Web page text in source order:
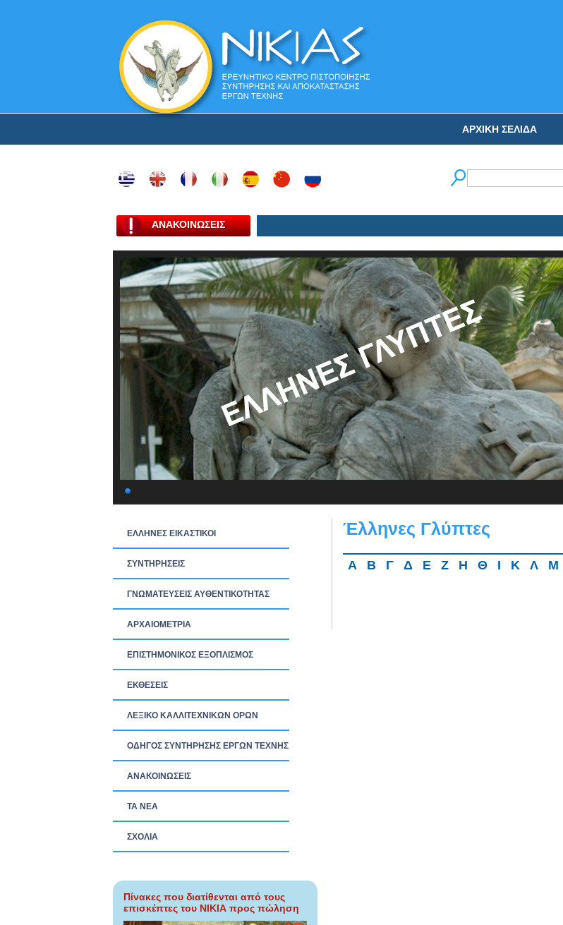
ΑΡΧΙΚΗ ΣΕΛΙΔΑ
ΑΝΑΚΟΙΝΩΣΕΙΣ
ΕΛΛΗΝΕΣ ΕΙΚΑΣΤΙΚΟΙ
ΣΥΝΤΗΡΗΣΕΙΣ
ΓΝΩΜΑΤΕΥΣΕΙΣ ΑΥΘΕΝΤΙΚΟΤΗΤΑΣ
ΑΡΧΑΙΟΜΕΤΡΙΑ
ΕΠΙΣΤΗΜΟΝΙΚΟΣ ΕΞΟΠΛΙΣΜΟΣ
ΕΚΘΕΣΕΙΣ
ΛΕΞΙΚΟ ΚΑΛΛΙΤΕΧΝΙΚΩΝ ΟΡΩΝ
ΟΔΗΓΟΣ ΣΥΝΤΗΡΗΣΗΣ ΕΡΓΩΝ ΤΕΧΝΗΣ
ΑΝΑΚΟΙΝΩΣΕΙΣ
ΤΑ ΝEΑ
ΣΧΟΛΙΑ
Πίνακες που διατίθενται από τους
επισκέπτες του ΝΙΚΙΑ προς πώληση
Έλληνες Γλύπτες
Α Β Γ Δ Ε Ζ Η Θ Ι Κ Λ Μ